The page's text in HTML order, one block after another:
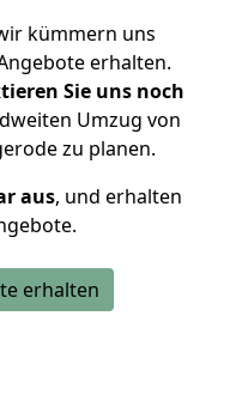
kümmern uns
erhalten.
Sie uns noch
Umzug von
zu planen.
aus, und erhalten
erhalten